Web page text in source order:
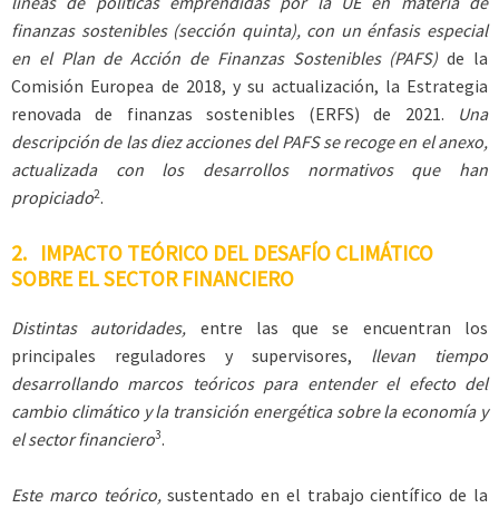
finanzas sostenibles (sección quinta), con un énfasis especial
en el Plan de Acción de Finanzas Sostenibles (PAFS)de la
Comisión Europea de 2018, y su actualización, la Estrategia
renovada de finanzas sostenibles (ERFS) de 2021. Una
descripción de las diez acciones del PAFS se recoge en el anexo,
actualizada con los desarrollos normativos que han
propiciado2.
2. IMPACTO TEÓRICO DEL DESAFÍO CLIMÁTICO
SOBRE EL SECTOR FINANCIERO
Distintas autoridades, entre las que se encuentran los
principales reguladores y supervisores, llevan tiempo
desarrollando marcos teóricos para entender el efecto del
cambio climático y la transición energética sobre la economía y
el sector financiero3.
Este marco teórico,sustentado en el trabajo científico de la